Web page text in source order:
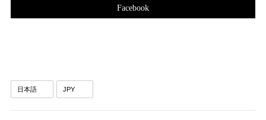
Facebook